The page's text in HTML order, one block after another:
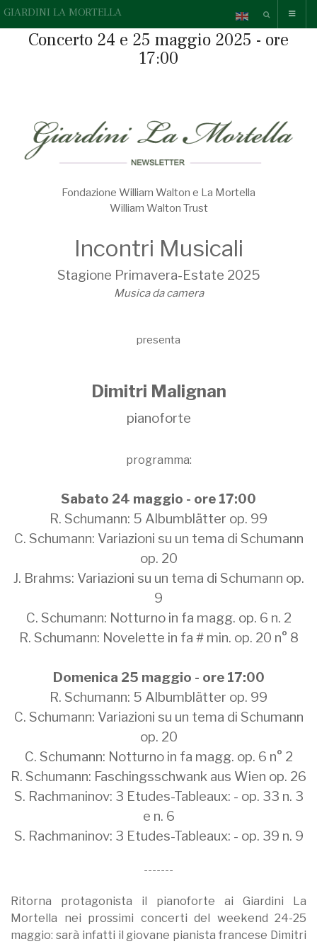
GIARDINI LA MORTELLA
Concerto 24 e 25 maggio 2025 - ore
17:00
Fondazione William Walton e La Mortella
William Walton Trust
Incontri Musicali
Stagione Primavera-Estate 2025
Musica da camera
presenta
Dimitri Malignan
pianoforte
programma:
Sabato 24 maggio - ore 17:00
R. Schumann: 5 Albumblätter op. 99
C. Schumann: Variazioni su un tema di Schumann
op. 20
J. Brahms: Variazioni su un tema di Schumann op.
9
C. Schumann: Notturno in fa magg. op. 6 n. 2
R. Schumann: Novelette in fa # min. op. 20 n° 8
Domenica 25 maggio - ore 17:00
R. Schumann: 5 Albumblätter op. 99
C. Schumann: Variazioni su un tema di Schumann
op. 20
C. Schumann: Notturno in fa magg. op. 6 n° 2
R. Schumann: Faschingsschwank aus Wien op. 26
S. Rachmaninov: 3 Etudes-Tableaux: - op. 33 n. 3
e n. 6
S. Rachmaninov: 3 Etudes-Tableaux: - op. 39 n. 9
-------
Ritorna protagonista il pianoforte ai Giardini La
Mortella nei prossimi concerti del weekend 24-25
maggio: sarà infatti il giovane pianista francese Dimitri